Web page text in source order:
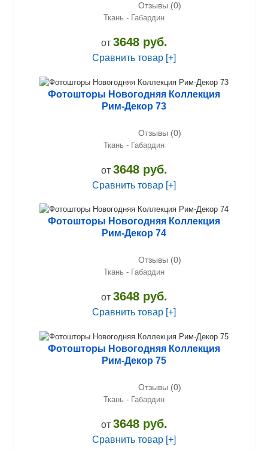
Отзывы (0)
Ткань - Габардин
от 3648 руб.
Сравнить товар [+]
Фотошторы Новогодняя Коллекция
Рим-Декор 73
Отзывы (0)
Ткань - Габардин
от 3648 руб.
Сравнить товар [+]
Фотошторы Новогодняя Коллекция
Рим-Декор 74
Отзывы (0)
Ткань - Габардин
от 3648 руб.
Сравнить товар [+]
Фотошторы Новогодняя Коллекция
Рим-Декор 75
Отзывы (0)
Ткань - Габардин
от 3648 руб.
Сравнить товар [+]